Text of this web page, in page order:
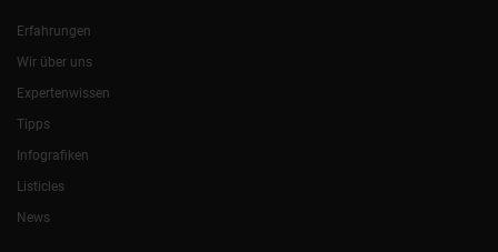
Erfahrungen
Wir über uns
Expertenwissen
Tipps
Infografiken
Listicles
News